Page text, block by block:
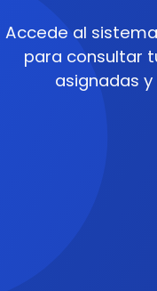
Accede al
para consultar
asignadas